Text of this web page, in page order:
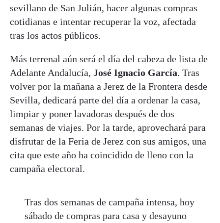
sevillano de San Julián, hacer algunas compras
cotidianas e intentar recuperar la voz, afectada
tras los actos públicos.
Más terrenal aún será el día del cabeza de lista de
Adelante Andalucía, José Ignacio García. Tras
volver por la mañana a Jerez de la Frontera desde
Sevilla, dedicará parte del día a ordenar la casa,
limpiar y poner lavadoras después de dos
semanas de viajes. Por la tarde, aprovechará para
disfrutar de la Feria de Jerez con sus amigos, una
cita que este año ha coincidido de lleno con la
campaña electoral.
Tras dos semanas de campaña intensa, hoy
sábado de compras para casa y desayuno